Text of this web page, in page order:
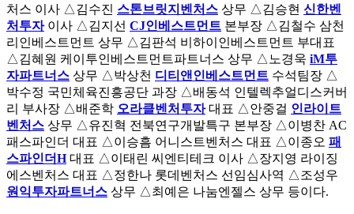
처스 이사 △김수진 스톤브릿지벤처스 상무 △김승현 신한벤
처투자이사 △김지선 CJ인베스트먼트 본부장 △김철수 삼천
리인베스트먼트 상무 △김판석 비하이인베스트먼트 부대표
△김혜원 케이투인베스트먼트파트너스 상무 △노경욱 iM투
자파트너스 상무 △박상천 디티앤인베스트먼트 수석팀장 △
박수정 국민체육진흥공단 과장 △배동석 인텔렉추얼디스커버
리 부사장 △배준학 오라클벤처투자대표 △안중걸 인라이트
벤처스 상무 △유진혁 전북연구개발특구 본부장 △이병찬 AC
패스파인더 대표 △이승흠 어니스트벤처스 대표 △이종오 패
스파인더H대표 △이태린 씨엔티테크 이사 △장지영 라이징
에스벤처스 대표 △정한나 롯데벤처스 선임심사역 △조성우
원익투자파트너스 상무 △최예은 나눔엔젤스 상무 등이다.